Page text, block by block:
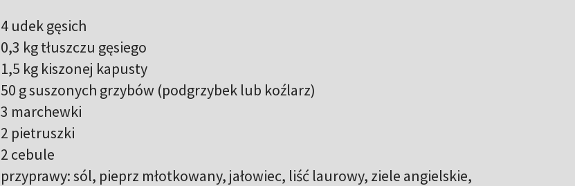
4 udek gęsich
0,3 kg tłuszczu gęsiego
1,5 kg kiszonej kapusty
50 g suszonych grzybów (podgrzybek lub koźlarz)
3 marchewki
2 pietruszki
2 cebule
przyprawy: sól, pieprz młotkowany, jałowiec, liść laurowy, ziele angielskie,